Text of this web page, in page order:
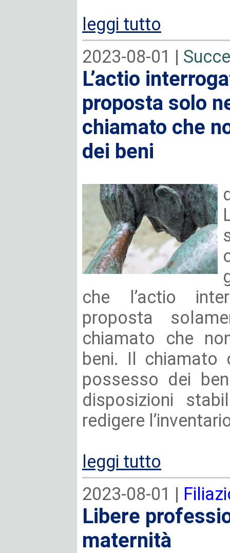
leggi tutto
2023-08-01 |
L’actio
proposta solo
chiamato che
dei beni
che l’actio
proposta
chiamato che
beni. Il chiamato
possesso dei
disposizioni
redigere
leggi tutto
2023-08-01 |
Libere
maternità